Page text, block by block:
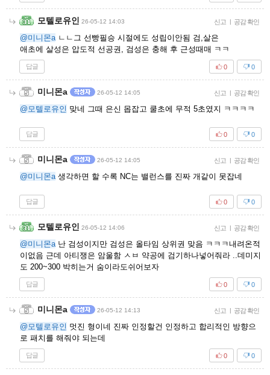
모텔로유인 26-05-12 14:03 신고 | 공감 확인
@미니몬aㄴㄴ그 선빵필승 시절에도 성립이안됨 검,살은
애초에 살성은 압도적 선공권, 검성은 충해 후 근성때매 ㅋㅋ
답글 0
0
미니몬a 26-05-12 14:05 신고 | 공감 확인
@모텔로유인 맞네 그때 은신 몹잡고 쿨초에 무적 5초였지 ㅋㅋㅋㅋ
답글 0
0
미니몬a 26-05-12 14:05 신고 | 공감 확인
@미니몬a생각하면 할 수록 NC는 밸런스를 진짜 개같이 못잡네
답글 0
0
모텔로유인 26-05-12 14:06 신고 | 공감 확인
@미니몬a난 검성이지만 검성은 올타임 상위권 맞음 ㅋㅋㅋ내려온적
이없음 근데 아티쟁은 암울함 ㅅㅂ 약공에 검기하나넣어줘라 ..데미지
도 200~300 박히는거 숨이라도쉬어보자
답글 0
0
미니몬a 26-05-12 14:13 신고 | 공감 확인
@모텔로유인 멋진 형이네 진짜 인정할건 인정하고 합리적인 방향으
로 패치를 해줘야 되는데
답글 0
0